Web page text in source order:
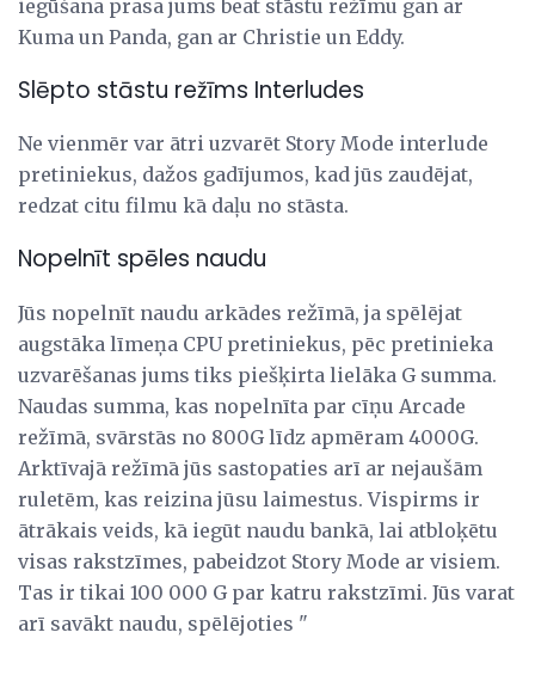
iegūšana prasa jums beat stāstu režīmu gan ar
Kuma un Panda, gan ar Christie un Eddy.
Slēpto stāstu režīms Interludes
Ne vienmēr var ātri uzvarēt Story Mode interlude
pretiniekus, dažos gadījumos, kad jūs zaudējat,
redzat citu filmu kā daļu no stāsta.
Nopelnīt spēles naudu
Jūs nopelnīt naudu arkādes režīmā, ja spēlējat
augstāka līmeņa CPU pretiniekus, pēc pretinieka
uzvarēšanas jums tiks piešķirta lielāka G summa.
Naudas summa, kas nopelnīta par cīņu Arcade
režīmā, svārstās no 800G līdz apmēram 4000G.
Arktīvajā režīmā jūs sastopaties arī ar nejaušām
ruletēm, kas reizina jūsu laimestus. Vispirms ir
ātrākais veids, kā iegūt naudu bankā, lai atbloķētu
visas rakstzīmes, pabeidzot Story Mode ar visiem.
Tas ir tikai 100 000 G par katru rakstzīmi. Jūs varat
arī savākt naudu, spēlējoties "